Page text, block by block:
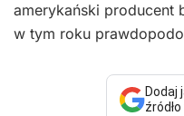
amerykański producent
w tym roku
Dodaj